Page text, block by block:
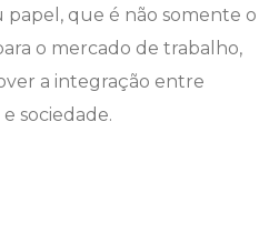
papel, que é não somente o
o mercado de trabalho,
a integração entre
sociedade.